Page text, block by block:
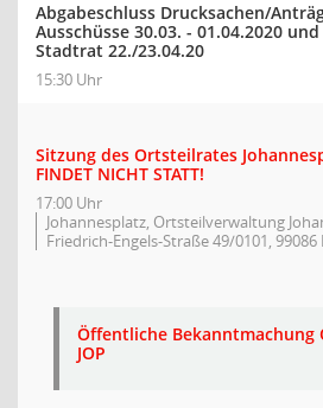
Abgabeschluss Drucksachen/
Ausschüsse 30.03. - 01.04.2020
Stadtrat 22./23.04.20
15:30 Uhr
Sitzung des Ortsteilrates
FINDET NICHT STATT!
17:00 Uhr
Johannesplatz, Ortsteilverwaltung
Friedrich-Engels-Straße 49/0101,
Öffentliche Bekanntmachung
JOP